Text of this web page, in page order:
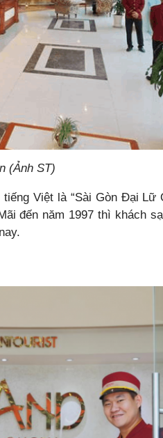
(Ảnh ST)
Việt là “Sài Gòn Đại Lữ
đến năm 1997 thì khách